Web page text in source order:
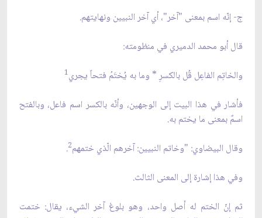
ج- إنّه اسم بمعنى "آخر"، أي آخر النبيين ونهايتهم.
قال أبو محمد الدميري في منظومته:
والخاتِم الفاعِل قُل بالكسرِ * وما به يُختَمُ فتحاً يجري1
فأشار في هذا البيت إلى الوجهين، وأنّه بالكسر اسم فاعل، وبالفتح
اسمٌ بمعنى ما يختم به.
وقال البيضاوي: "وخاتم النبيين: آخرهم الّذي ختمهم2
.
وفي هذا إشارة إلى المعنى الثالث.
ثم إنّ الختم له أصل واحد، وهو بلوغ آخر الشيء، يقال: ختمت